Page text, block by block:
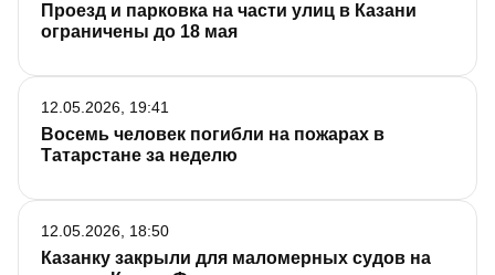
Проезд и парковка на части улиц в Казани
ограничены до 18 мая
Восемь человек погибли на пожарах в
Татарстане за неделю
12.05.2026, 19:41
Казанку закрыли для маломерных судов на
12.05.2026, 18:50